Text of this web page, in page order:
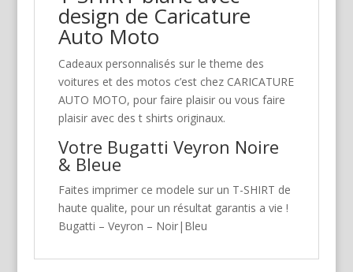
design de Caricature
Auto Moto
Cadeaux personnalisés sur le theme des
voitures et des motos c’est chez CARICATURE
AUTO MOTO, pour faire plaisir ou vous faire
plaisir avec des t shirts originaux.
Votre Bugatti Veyron Noire
& Bleue
Faites imprimer ce modele sur un T-SHIRT de
haute qualite, pour un résultat garantis a vie !
Bugatti – Veyron – Noir|Bleu